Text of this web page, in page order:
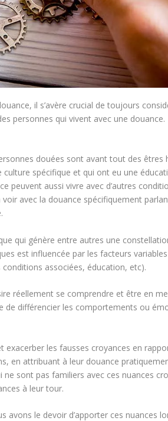
il s’avère crucial de toujours
personnes qui vivent avec une
douées sont avant tout des êtres
spécifique et qui ont eu une
peuvent aussi vivre avec d’autres
avec la douance spécifiquement
qui génère entre autres une
est influencée par les facteurs
associées, éducation, etc).
réellement se comprendre et être en
de différencier les comportements ou
exacerber les fausses croyances en
en attribuant à leur douance
sont pas familiers avec ces nuances
à leur tour.
avons le devoir d’apporter ces nuances